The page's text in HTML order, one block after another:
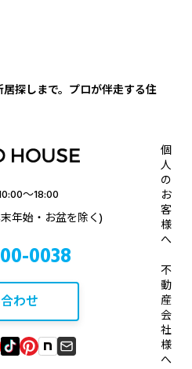
探しまで。プロが伴走する住
〜18:00
年始・お盆を除く)
0038
わせ
個
人
の
お
客
様
へ
不
動
産
会
社
様
へ